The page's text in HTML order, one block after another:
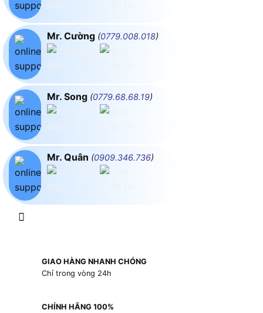
Mr. Cường (0779.008.018)
Mr. Song (0779.68.68.19)
Mr. Quân (0909.346.736)
GIAO HÀNG NHANH CHÓNG
Chỉ trong vòng 24h
CHÍNH HÃNG 100%